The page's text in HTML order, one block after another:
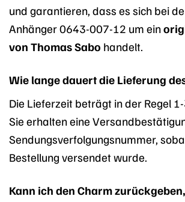
und garantieren, dass es sich bei
Anhänger 0643-007-12 um ein
von Thomas Sabo handelt.
Wie lange dauert die Lieferung
Die Lieferzeit beträgt in der Regel
Sie erhalten eine
Sendungsverfolgungsnummer,
Bestellung versendet wurde.
Kann ich den Charm